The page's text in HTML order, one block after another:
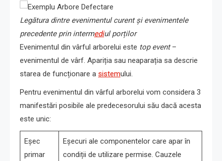
Legătura dintre evenimentul curent și evenimentele
precedente prin intermediul porților
Evenimentul din vârful arborelui este top event–
evenimentul de vârf. Apariția sau neaparația sa descrie
starea de funcționare a sistemului.
Pentru evenimentul din vârful arborelui vom considera 3
manifestări posibile ale predecesorului său dacă acesta
este unic:
Eșec
primar
Eșecuri ale componentelor care apar în
condiții de utilizare permise. Cauzele